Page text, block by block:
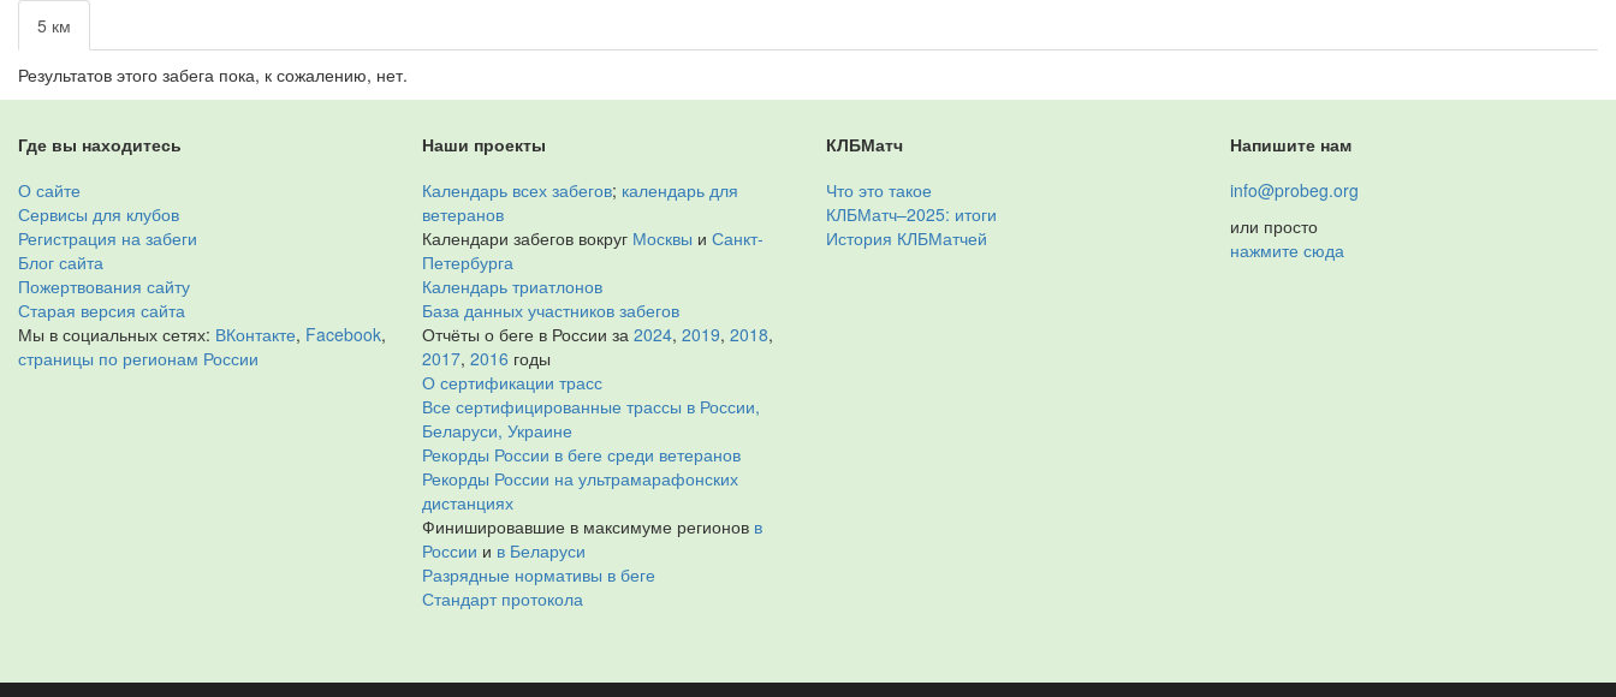
5 км
Результатов этого забега пока, к сожалению, нет.
Где вы находитесь
О сайте
Сервисы для клубов
Регистрация на забеги
Блог сайта
Пожертвования сайту
Старая версия сайта
Мы в социальных сетях: ВКонтакте, Facebook,
страницы по регионам России
Наши проекты
Календарь всех забегов; календарь для
ветеранов
Календари забегов вокруг Москвы и Санкт-
Петербурга
Календарь триатлонов
База данных участников забегов
Отчёты о беге в России за 2024, 2019, 2018,
2017, 2016 годы
О сертификации трасс
Все сертифицированные трассы в России,
Беларуси, Украине
Рекорды России в беге среди ветеранов
Рекорды России на ультрамарафонских
дистанциях
Финишировавшие в максимуме регионов в
России и в Беларуси
Разрядные нормативы в беге
Стандарт протокола
КЛБМатч
Что это такое
КЛБМатч–2025: итоги
История КЛБМатчей
Напишите нам
info@probeg.org
или просто
нажмите сюда